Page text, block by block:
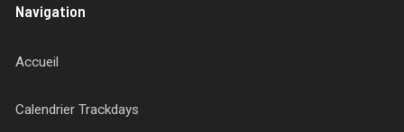
Navigation
Accueil
Calendrier Trackdays